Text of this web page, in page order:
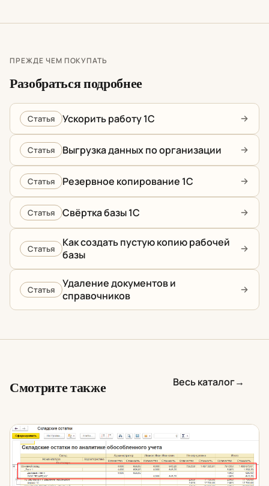
ПРЕЖДЕ ЧЕМ ПОКУПАТЬ
Разобраться подробнее
Статья Ускорить работу 1С
Статья Выгрузка данных по организации
Статья Резервное копирование 1С
Статья Свёртка базы 1С
Статья
Как создать пустую копию рабочей
базы
Статья
Удаление документов и
справочников
Смотрите также Весь каталог→
Складские остатки по поставщикам и аналитике